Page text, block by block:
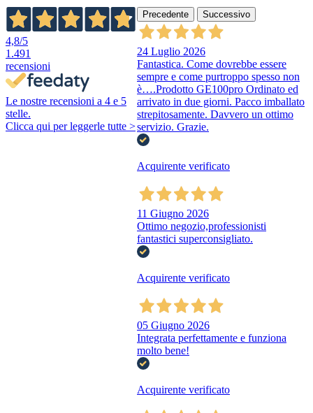
4,8/5
1.491
recensioni
Le nostre recensioni a 4 e 5
stelle.
Clicca qui per leggerle tutte >
Precedente Successivo
24 Luglio 2026
Fantastica. Come dovrebbe essere
sempre e come purtroppo spesso non
è….Prodotto GE100pro Ordinato ed
arrivato in due giorni. Pacco imballato
strepitosamente. Davvero un ottimo
servizio. Grazie.
Acquirente verificato
11 Giugno 2026
Ottimo negozio,professionisti
fantastici superconsigliato.
Acquirente verificato
05 Giugno 2026
Integrata perfettamente e funziona
molto bene!
Acquirente verificato